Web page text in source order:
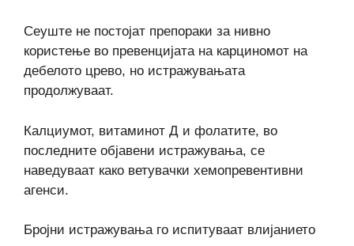
Сеуште не постојат препораки за нивно
користење во превенцијата на карциномот на
дебелото црево, но истражувањата
продолжуваат.
Калциумот, витаминот Д и фолатите, во
последните објавени истражувања, се
наведуваат како ветувачки хемопревентивни
агенси.
Бројни истражувања го испитуваат влијанието